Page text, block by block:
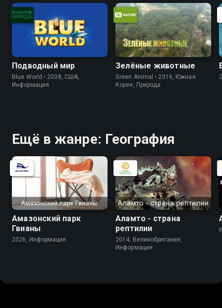
Подводный мир
Blue World • 2008, США,
Информация
Зелёные животные
Green Animal • 2016, Южная
Корея, Природа
Ещё в жанре: География
Амазонский парк
Гвианы
2026, Информация
Аламто - страна
рептилии
2014, Великобритания,
Информация